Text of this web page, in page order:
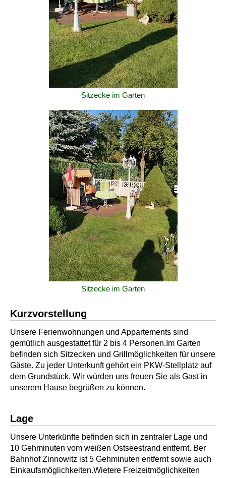
Sitzecke im Garten
Sitzecke im Garten
Kurzvorstellung
Unsere Ferienwohnungen und Appartements sind
gemütlich ausgestattet für 2 bis 4 Personen.Im Garten
befinden sich Sitzecken und Grillmöglichkeiten für unsere
Gäste. Zu jeder Unterkunft gehört ein PKW-Stellplatz auf
dem Grundstück. Wir würden uns freuen Sie als Gast in
unserem Hause begrüßen zu können.
Lage
Unsere Unterkünfte befinden sich in zentraler Lage und
10 Gehminuten vom weißen Ostseestrand entfernt. Ber
Bahnhof Zinnowitz ist 5 Gehminuten entfernt sowie auch
Einkaufsmöglichkeiten.Wietere Freizeitmöglichkeiten